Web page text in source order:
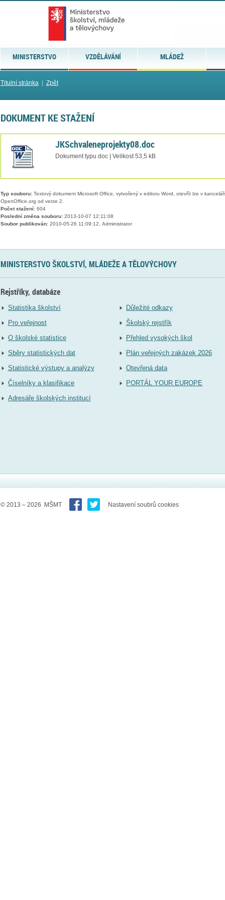
MINISTERSTVO VZDĚLÁVÁNÍ MLÁDEŽ
Titulní stránka| Zpět
DOKUMENT KE STAŽENÍ
JKSchvaleneprojekty08.doc
Dokument typu doc | Velikost 53,5 kB
Typ souboru:Textový dokument Microsoft Office, vytvořený v editoru Word, otevřít lze v
OpenOffice.org od verze 2.
Počet stažení:604
Poslední změna souboru:2013-10-07 12:11:08
Soubor publikován:2010-05-26 11:09:12, Administrator
MINISTERSTVO ŠKOLSTVÍ, MLÁDEŽE A TĚLOVÝCHOVY
Rejstříky, databáze
Statistika školství
Pro veřejnost
O školské statistice
Sběry statistických dat
Statistické výstupy a analýzy
Číselníky a klasifikace
Adresáře školských institucí
Důležité odkazy
Školský rejstřík
Přehled vysokých škol
Plán veřejných zakázek 2026
Otevřená data
PORTÁL YOUR EUROPE
© 2013 – 2026 MŠMT Nastavení soubrů cookies